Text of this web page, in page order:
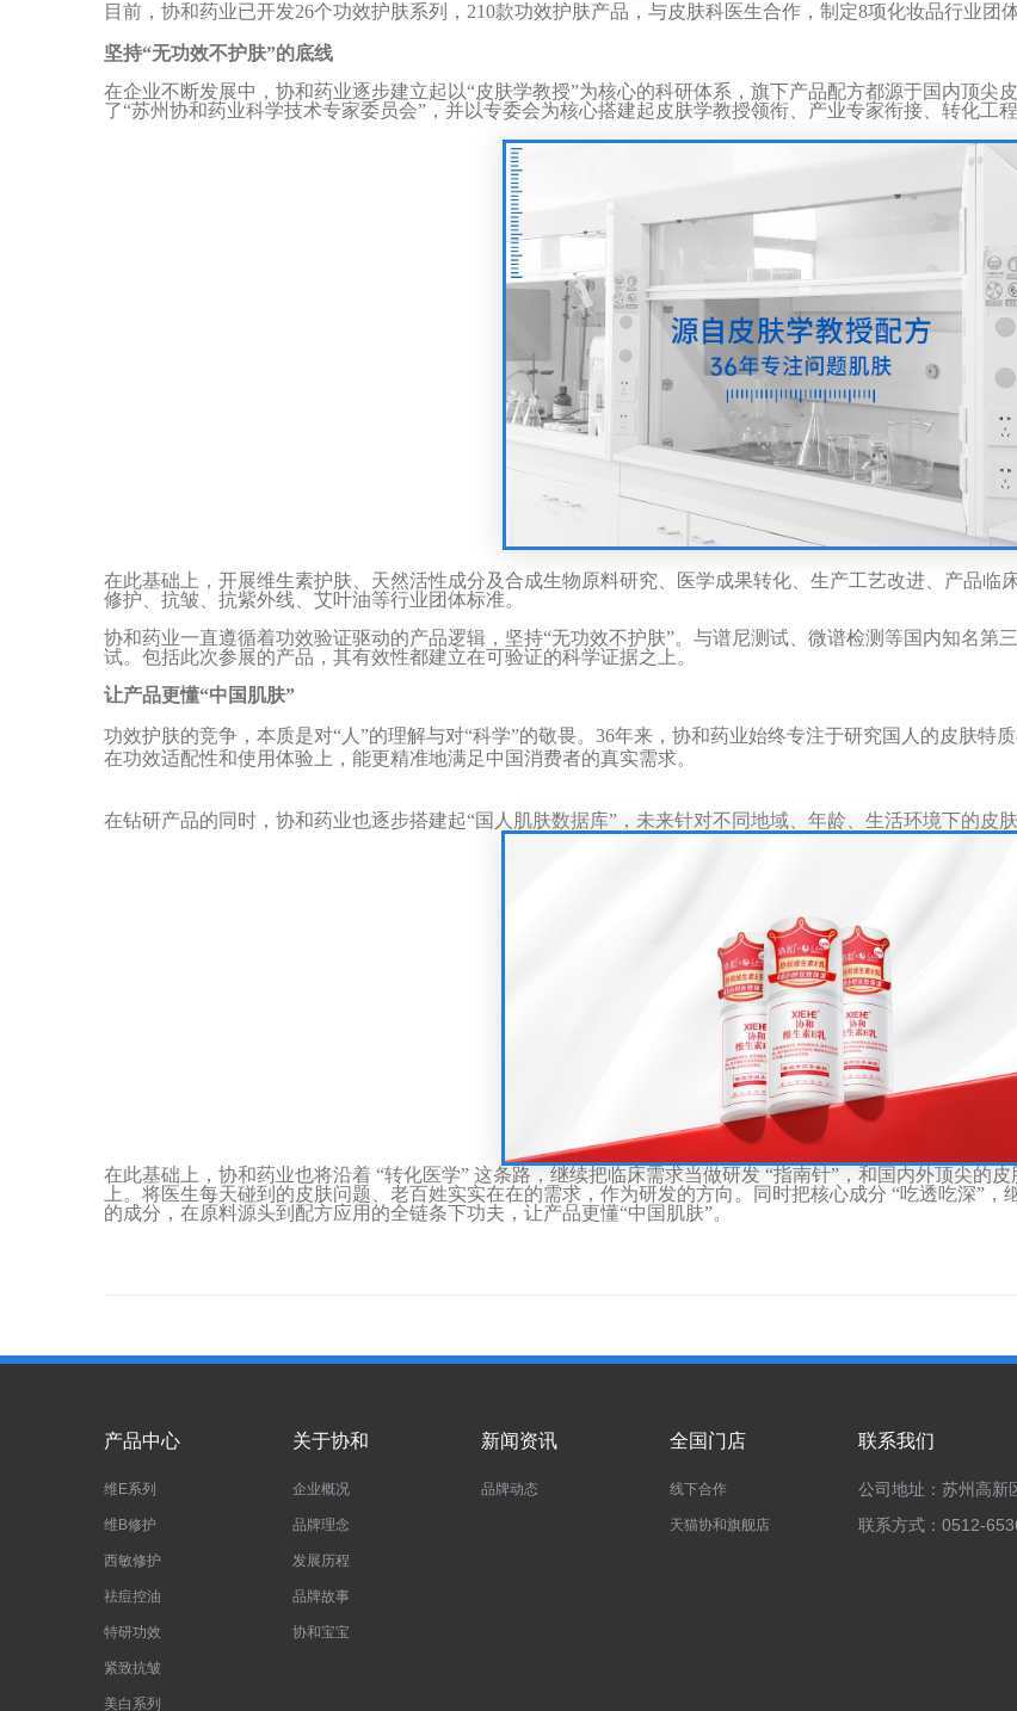
目前，协和药业已开发26个功效护肤系列， 210款功效护肤产品，与皮肤科医生合作，制定8项化妆品行业团
坚持“无功效不护肤”的底线
在企业不断发展中，协和药业逐步建立起 以“皮肤学教授”为核心的科研体系，旗下产品配方都源于国内顶尖
了“苏州协和药业科学技术专家委员会” ，并以专委会为核心搭建起皮肤学教授领衔、产业专家衔接、转化工
在此基础上， 开展维生素护肤、天然活性成分及合成生物原料研究、医学成果转化、生产工艺改进、产品临
修护、抗皱、抗紫外线、艾叶油等行业团体标准。
协和药业一直遵循着功效验证驱动的产品逻辑，坚持“无功效不护肤”。与谱尼测试、微谱检测等国内知名第
试。包括此次参展的产品，其有效性都建立在可验证的科学证据之上。
让产品更懂“中国肌肤”
功效护肤的竞争，本质是对“ 人 ”的理解与对“科学”的敬畏。 36年来，协和药业始终专注于研究国人的皮肤特
在功效适配性和使用体验上，能更精准地满足中国消费者的真实需求。
在钻研产品的同时，协和药业也逐步搭建起“国人肌肤数据库” ， 未来针对不同地域、年龄、生活环境下的皮
在此基础上，协和药业也将沿着 “转化医学” 这条路，继续把临床需求当做研发 “指南针” ，和国内外顶尖的
上。将医生每天碰到的皮肤问题、老百姓实实在在的需求，作为研发的方向。同时把核心成分 “吃透吃深” ，
的成分，在原料源头到配方应用的全链条下功夫，让产品更懂“中国肌肤”。
产品中心
维E系列
维B修护
西敏修护
祛痘控油
特研功效
紧致抗皱
美白系列
关于协和
企业概况
品牌理念
发展历程
品牌故事
协和宝宝
新闻资讯
品牌动态
全国门店
线下合作
天猫协和旗舰店
联系我们
公司地址：苏州高新
联系方式：0512-